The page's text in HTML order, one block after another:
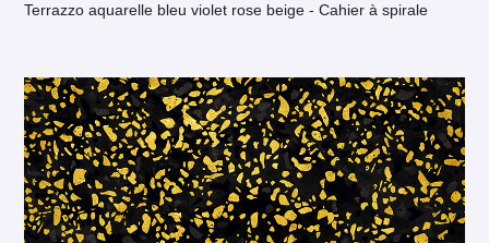
Terrazzo aquarelle bleu violet rose beige - Cahier à spirale